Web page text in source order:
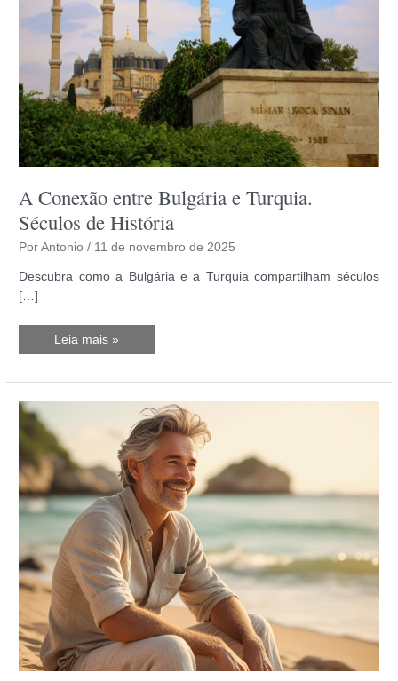
A Conexão entre Bulgária e Turquia.
Séculos de História
PorAntonio/ 11 de novembro de 2025
Descubra como a Bulgária e a Turquia compartilham séculos
[…]
A
e
História
Leia mais »